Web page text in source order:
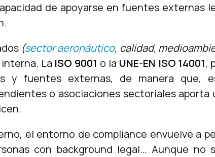
de apoyarse en fuentes externas
(sector aeronáutico, calidad,
La ISO 9001 o la UNE-EN ISO 14001,
y fuentes externas, de manera que,
o asociaciones sectoriales aporta
el entorno de compliance envuelve a
con background legal… Aunque